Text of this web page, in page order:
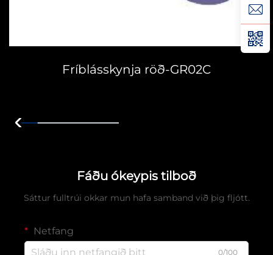
Fríblásskynja röð-GR02C
Fáðu ókeypis tilboð
Sáttur fulltrúi okkar mun hafa samband við þig fljótt.
Netfang
0/100